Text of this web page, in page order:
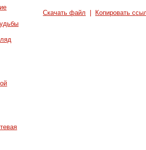
Скачать файл Копировать